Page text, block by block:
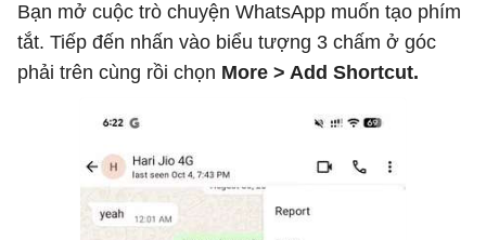
Bạn mở cuộc trò chuyện WhatsApp muốn tạo phím
tắt. Tiếp đến nhấn vào biểu tượng 3 chấm ở góc
phải trên cùng rồi chọn More > Add Shortcut.